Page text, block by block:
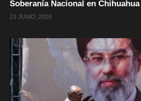
Soberanía Nacional en Chihuahua
23 JUNIO, 2026